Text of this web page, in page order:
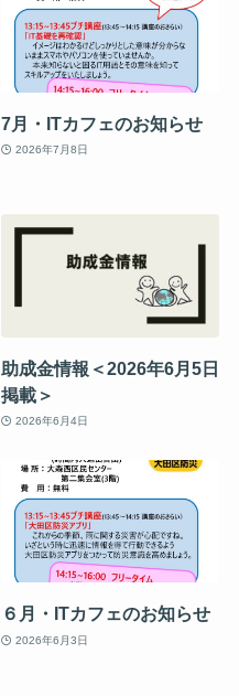
7月・ITカフェのお知らせ
2026年7月8日
助成金情報＜2026年6月5日
掲載＞
2026年6月4日
６月・ITカフェのお知らせ
2026年6月3日